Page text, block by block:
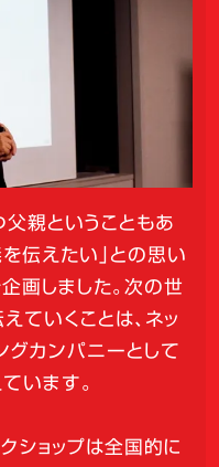
親ということもあ
伝えたい」との思い
画しました。次の世
ていくことは、ネッ
グカンパニーとして
います。
ショップは全国的に